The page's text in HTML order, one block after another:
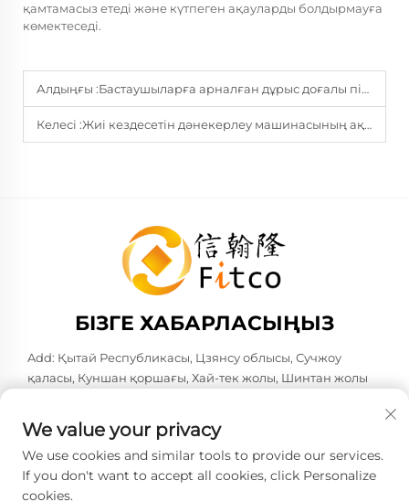
қамтамасыз етеді және күтпеген ақауларды болдырмауға
көмектеседі.
Алдыңғы :Бастаушыларға арналған дұрыс доғалы пісіру аппаратын қалай таңдау керек?
Келесі :Жиі кездесетін дәнекерлеу машинасының ақаулары және оларды қалай анықтауға болады
БІЗГЕ ХАБАРЛАСЫҢЫЗ
Add: Қытай Республикасы, Цзянсу облысы, Сучжоу
қаласы, Куншан қоршағы, Хай-тек жолы, Шинтан жолы
Тел:+86-137 6186 0079
Электрондық пошта:[email protected]
We value your privacy
We use cookies and similar tools to provide our services.
If you don't want to accept all cookies, click Personalize
cookies.